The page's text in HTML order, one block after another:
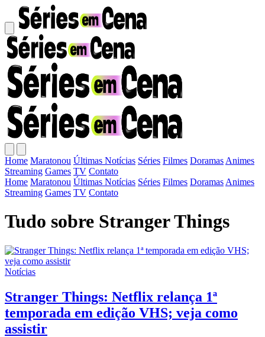
Home Maratonou Últimas Notícias Séries Filmes Doramas Animes
Streaming Games TV Contato
Home Maratonou Últimas Notícias Séries Filmes Doramas Animes
Streaming Games TV Contato
Tudo sobre Stranger Things
Notícias
Stranger Things: Netflix relança 1ª
temporada em edição VHS; veja como
assistir